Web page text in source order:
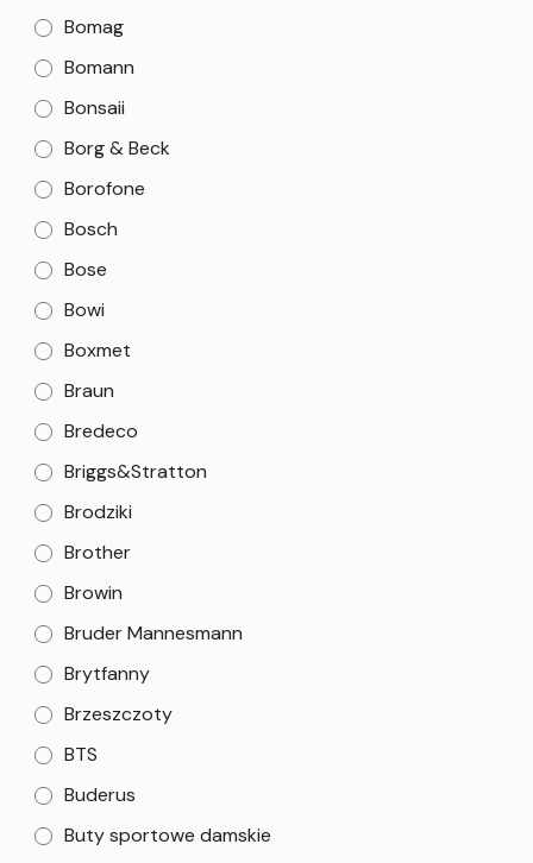
Bomag
Bomann
Bonsaii
Borg & Beck
Borofone
Bosch
Bose
Bowi
Boxmet
Braun
Bredeco
Briggs&Stratton
Brodziki
Brother
Browin
Bruder Mannesmann
Brytfanny
Brzeszczoty
BTS
Buderus
Buty sportowe damskie